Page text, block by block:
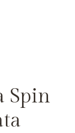
Spin